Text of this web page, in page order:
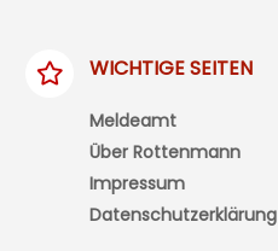
WICHTIGE SEITEN
Meldeamt
Über Rottenmann
Impressum
Datenschutzerklärung